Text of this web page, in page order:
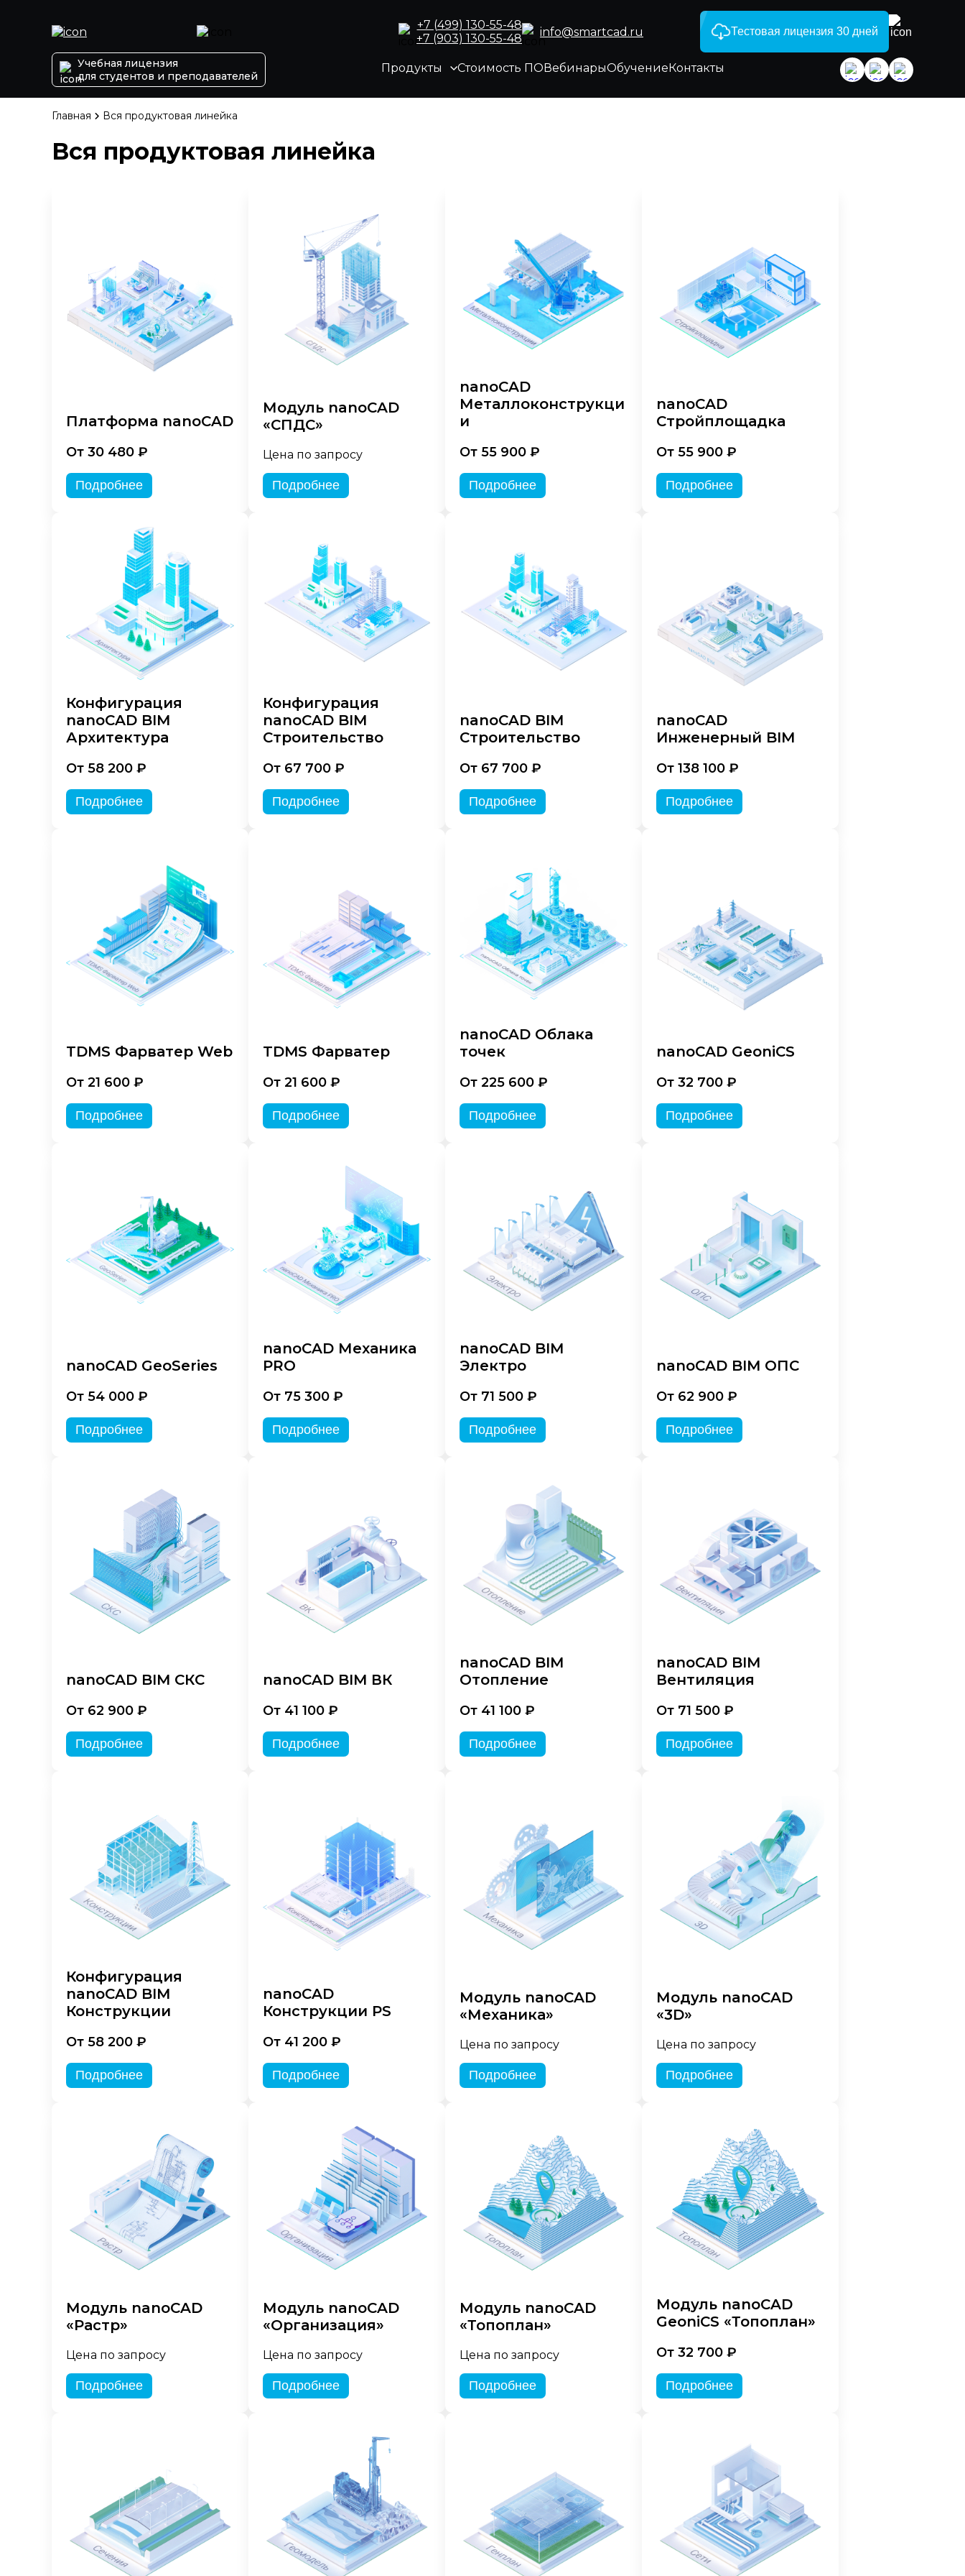
+7 (499) 130-55-48
+7 (903) 130-55-48
info@smartcad.ru Тестовая лицензия 30 дней
Учебная лицензия
для студентов и преподавателей
Продукты Стоимость ПОВебинарыОбучениеКонтакты
Главная Вся продуктовая линейка
Вся продуктовая линейка
Платформа nanoCAD
От 30 480 ₽
Подробнее
Модуль nanoCAD
«СПДС»
Цена по запросу
Подробнее
nanoCAD
Металлоконструкци
и
От 55 900 ₽
Подробнее
nanoCAD
Стройплощадка
От 55 900 ₽
Подробнее
Конфигурация
nanoCAD BIM
Архитектура
От 58 200 ₽
Подробнее
Конфигурация
nanoCAD BIM
Строительство
От 67 700 ₽
Подробнее
nanoCAD BIM
Строительство
От 67 700 ₽
Подробнее
nanoCAD
Инженерный BIM
От 138 100 ₽
Подробнее
TDMS Фарватер Web
От 21 600 ₽
Подробнее
TDMS Фарватер
От 21 600 ₽
Подробнее
nanoCAD Облака
точек
От 225 600 ₽
Подробнее
nanoCAD GeoniCS
От 32 700 ₽
Подробнее
nanoCAD GeoSeries
От 54 000 ₽
Подробнее
nanoCAD Механика
PRO
От 75 300 ₽
Подробнее
nanoCAD BIM
Электро
От 71 500 ₽
Подробнее
nanoCAD BIM ОПС
От 62 900 ₽
Подробнее
nanoCAD BIM СКС
От 62 900 ₽
Подробнее
nanoCAD BIM ВК
От 41 100 ₽
Подробнее
nanoCAD BIM
Отопление
От 41 100 ₽
Подробнее
nanoCAD BIM
Вентиляция
От 71 500 ₽
Подробнее
Конфигурация
nanoCAD BIM
Конструкции
От 58 200 ₽
Подробнее
nanoCAD
Конструкции PS
От 41 200 ₽
Подробнее
Модуль nanoCAD
«Механика»
Цена по запросу
Подробнее
Модуль nanoCAD
«3D»
Цена по запросу
Подробнее
Модуль nanoCAD
«Растр»
Цена по запросу
Подробнее
Модуль nanoCAD
«Организация»
Цена по запросу
Подробнее
Модуль nanoCAD
«Топоплан»
Цена по запросу
Подробнее
Модуль nanoCAD
GeoniCS «Топоплан»
От 32 700 ₽
Подробнее